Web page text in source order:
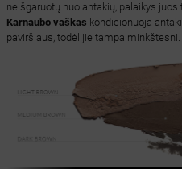
neišgaruotų nuo antakių, palaikys
Karnaubo vaškas kondicionuoja
paviršiaus, todėl jie tampa minkštesni.